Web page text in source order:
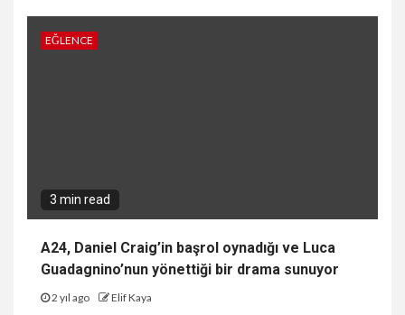
EĞLENCE
3 min read
A24, Daniel Craig’in başrol oynadığı ve Luca
Guadagnino’nun yönettiği bir drama sunuyor
2 yıl ago Elif Kaya